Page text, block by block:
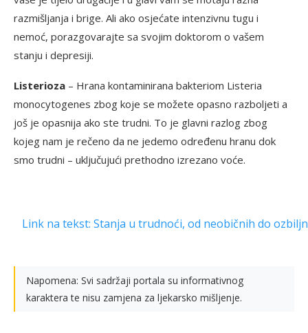
razmišljanja i brige. Ali ako osjećate intenzivnu tugu i
nemoć, porazgovarajte sa svojim doktorom o vašem
stanju i depresiji.
Listerioza – Hrana kontaminirana bakteriom Listeria
monocytogenes zbog koje se možete opasno razboljeti a
još je opasnija ako ste trudni. To je glavni razlog zbog
kojeg nam je rečeno da ne jedemo određenu hranu dok
smo trudni – uključujući prethodno izrezano voće.
Link na tekst: Stanja u trudnoći, od neobičnih do
Napomena: Svi sadržaji portala su informativnog
karaktera te nisu zamjena za ljekarsko mišljenje.